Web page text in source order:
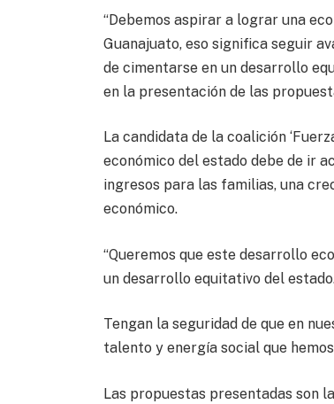
“Debemos aspirar a lograr una
Guanajuato, eso significa seguir
de cimentarse en un desarrollo
en la presentación de las
La candidata de la coalición
económico del estado debe de ir
ingresos para las familias, una
económico.
“Queremos que este desarrollo
un desarrollo equitativo del
Tengan la seguridad de que en
talento y energía social que
Las propuestas presentadas son